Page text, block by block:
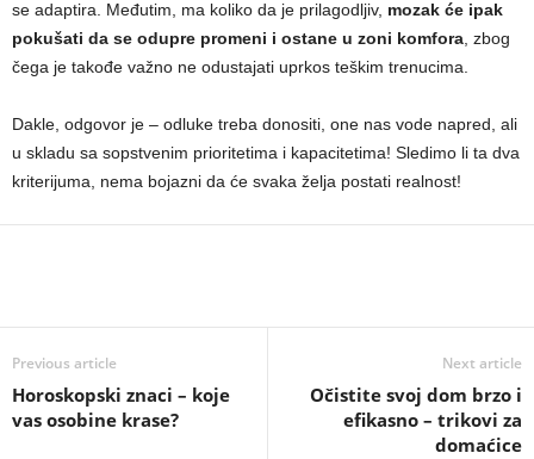
se adaptira. Međutim, ma koliko da je prilagodljiv, mozak će ipak
pokušati da se odupre promeni i ostane u zoni komfora , zbog
čega je takođe važno ne odustajati uprkos teškim trenucima.
Dakle, odgovor je – odluke treba donositi, one nas vode napred, ali
u skladu sa sopstvenim prioritetima i kapacitetima! Sledimo li ta dva
kriterijuma, nema bojazni da će svaka želja postati realnost!
Previous article
Horoskopski znaci – koje
vas osobine krase?
Next article
Očistite svoj dom brzo i
efikasno – trikovi za
domaćice